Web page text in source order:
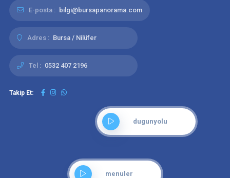
E-posta : bilgi@bursapanorama.com
Adres : Bursa / Nilüfer
Tel : 0532 407 2196
Takip Et:
dugunyolu
menuler